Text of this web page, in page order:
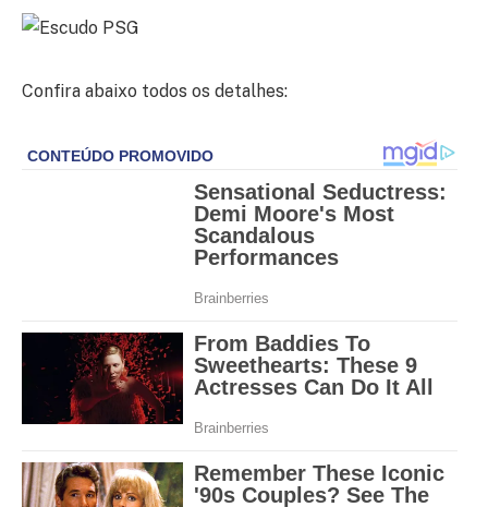
Confira abaixo todos os detalhes: